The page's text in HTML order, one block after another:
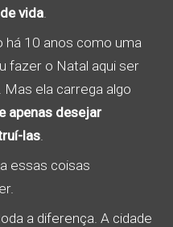
vida.
há 10 anos como uma
fazer o Natal aqui ser
ela carrega algo
apenas desejar
las.
essas coisas
a diferença. A cidade